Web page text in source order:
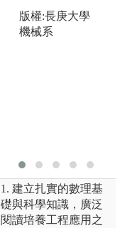
圖解:產學合作
創造雙贏
版權:長庚大學
機械系
1. 建立扎實的數理基
礎與科學知識，廣泛
閱讀培養工程應用之